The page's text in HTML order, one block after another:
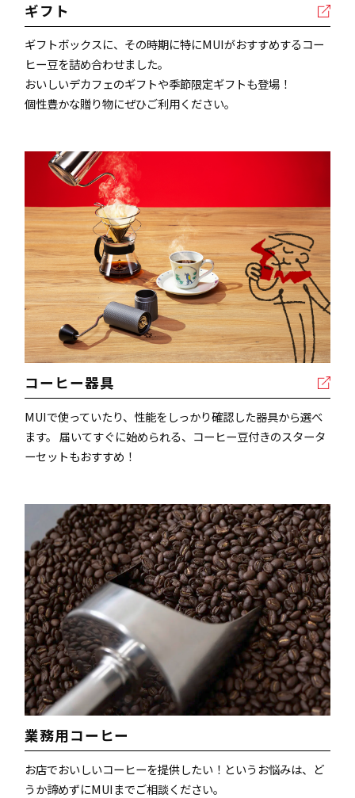
ギフト
ギフトボックスに、その時期に特にMUIがおすすめするコー
ヒー豆を詰め合わせました。
おいしいデカフェのギフトや季節限定ギフトも登場！
個性豊かな贈り物にぜひご利用ください。
コーヒー器具
MUIで使っていたり、性能をしっかり確認した器具から選べ
ます。 届いてすぐに始められる、コーヒー豆付きのスタータ
ーセットもおすすめ！
業務用コーヒー
お店でおいしいコーヒーを提供したい！というお悩みは、ど
うか諦めずにMUIまでご相談ください。